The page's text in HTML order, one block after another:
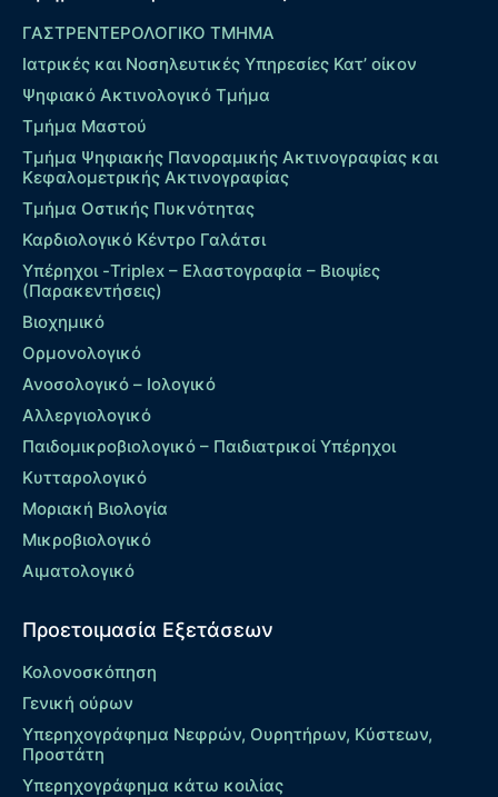
ΓΑΣΤΡΕΝΤΕΡΟΛΟΓΙΚΟ ΤΜΗΜΑ
Ιατρικές και Νοσηλευτικές Υπηρεσίες Κατ’ οίκον
Ψηφιακό Ακτινολογικό Τμήμα
Τμήμα Μαστού
Τμήμα Ψηφιακής Πανοραμικής Ακτινογραφίας και
Κεφαλομετρικής Ακτινογραφίας
Τμήμα Οστικής Πυκνότητας
Καρδιολογικό Κέντρο Γαλάτσι
Υπέρηχοι -Triplex – Eλαστογραφία – Βιοψίες
(Παρακεντήσεις)
Βιοχημικό
Ορμονολογικό
Ανοσολογικό – Ιολογικό
Αλλεργιολογικό
Παιδομικροβιολογικό – Παιδιατρικοί Υπέρηχοι
Κυτταρολογικό
Μοριακή Βιολογία
Μικροβιολογικό
Αιματολογικό
Προετοιμασία Εξετάσεων
Κολονοσκόπηση
Γενική ούρων
Υπερηχογράφημα Νεφρών, Ουρητήρων, Κύστεων,
Προστάτη
Υπερηχογράφημα κάτω κοιλίας